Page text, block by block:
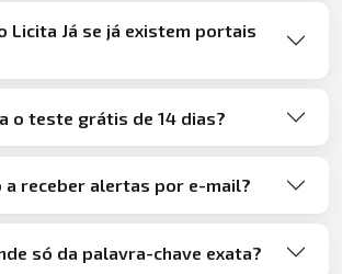
Licita Já se já existem portais
o teste grátis de 14 dias?
a receber alertas por e-mail?
só da palavra-chave exata?